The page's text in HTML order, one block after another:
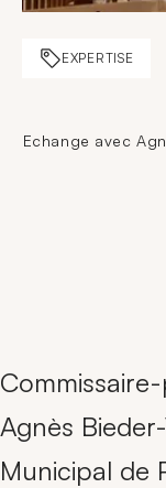
EXPERTISE
Echange avec
Agnès
Municipal de